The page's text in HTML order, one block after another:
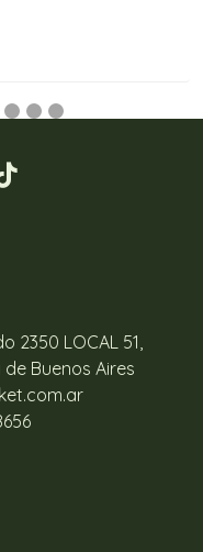
2350 LOCAL 51,
Buenos Aires